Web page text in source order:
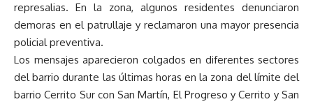
represalias. En la zona, algunos residentes denunciaron
demoras en el patrullaje y reclamaron una mayor presencia
policial preventiva.
Los mensajes aparecieron colgados en diferentes sectores
del barrio durante las últimas horas en la zona del límite del
barrio Cerrito Sur con San Martín, El Progreso y Cerrito y San